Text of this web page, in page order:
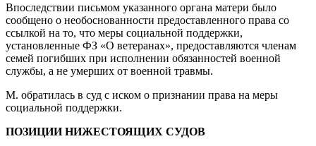
Впоследствии письмом указанного органа матери было
сообщено о необоснованности предоставленного права со
ссылкой на то, что меры социальной поддержки,
установленные ФЗ «О ветеранах», предоставляются членам
семей погибших при исполнении обязанностей военной
службы, а не умерших от военной травмы.
М. обратилась в суд с иском о признании права на меры
социальной поддержки.
ПОЗИЦИИ НИЖЕСТОЯЩИХ СУДОВ